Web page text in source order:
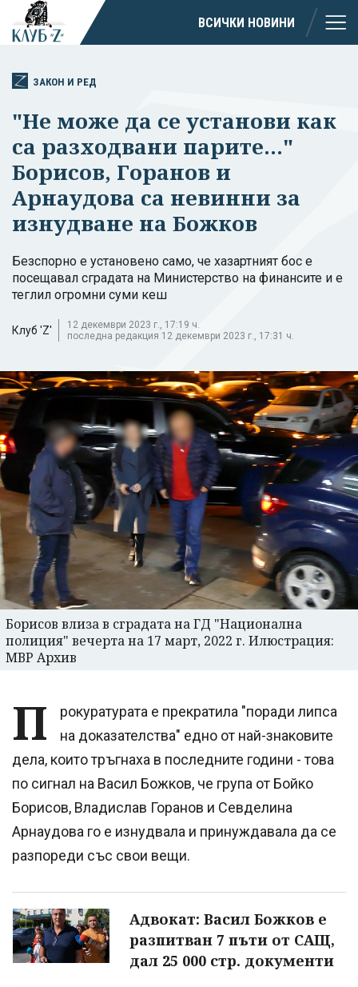
ВСИЧКИ НОВИНИ
ЗАКОН И РЕД
"Не може да се установи как
са разходвани парите..."
Борисов, Горанов и
Арнаудова са невинни за
изнудване на Божков
Безспорно е установено само, че хазартният бос е
посещавал сградата на Министерство на финансите и е
теглил огромни суми кеш
Клуб 'Z'
12 декември 2023 г., 17:19 ч.
последна редакция 12 декември 2023 г., 17:31 ч.
Борисов влиза в сградата на ГД "Национална
полиция" вечерта на 17 март, 2022 г. Илюстрация:
МВР Архив
П
рокуратурата е прекратила "поради липса
на доказателства" едно от най-знаковите
дела, които тръгнаха в последните години - това
по сигнал на Васил Божков, че група от Бойко
Борисов, Владислав Горанов и Севделина
Арнаудова го е изнудвала и принуждавала да се
разпореди със свои вещи.
Адвокат: Васил Божков е
разпитван 7 пъти от САЩ,
дал 25 000 стр. документи